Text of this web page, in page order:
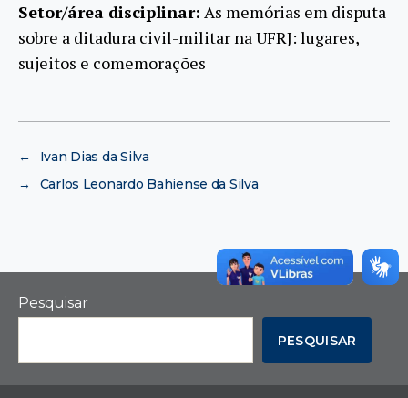
Setor/área disciplinar: As memórias em disputa
sobre a ditadura civil-militar na UFRJ: lugares,
sujeitos e comemorações
←
Ivan Dias da Silva
→
Carlos Leonardo Bahiense da Silva
Pesquisar
PESQUISAR